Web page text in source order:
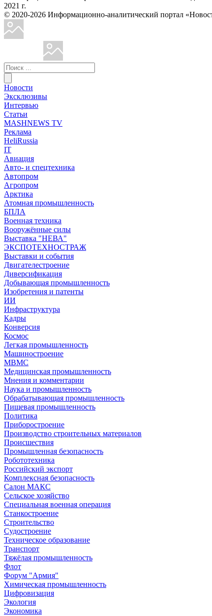
2021 г.
© 2020-2026 Информационно-аналитический портал
Новости
Эксклюзивы
Интервью
Статьи
MASHNEWS TV
Реклама
HeliRussia
IT
Авиация
Авто- и спецтехника
Автопром
Агропром
Арктика
Атомная промышленность
БПЛА
Военная техника
Вооружённые силы
Выставка "НЕВА"
ЭКСПОТЕХНОСТРАЖ
Выставки и события
Двигателестроение
Диверсификация
Добывающая промышленность
Изобретения и патенты
ИИ
Инфраструктура
Кадры
Конверсия
Космос
Легкая промышленность
Машиностроение
МВМС
Медицинская промышленность
Мнения и комментарии
Наука и промышленность
Обрабатывающая промышленность
Пищевая промышленность
Политика
Приборостроение
Производство строительных материалов
Происшествия
Промышленная безопасность
Робототехника
Российский экспорт
Комплексная безопасность
Салон МАКС
Сельское хозяйство
Специальная военная операция
Станкостроение
Строительство
Судостроение
Техническое образование
Транспорт
Тяжёлая промышленность
Флот
Форум "Армия"
Химическая промышленность
Цифровизация
Экология
Экономика